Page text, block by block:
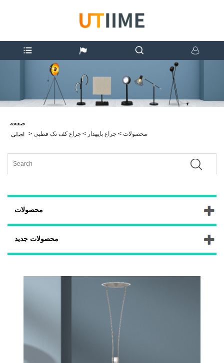
صفحه
اصلی
> محصولات > چراغ پایهدار > چراغ کف تک قطبی
محصولات
محصولات جدید